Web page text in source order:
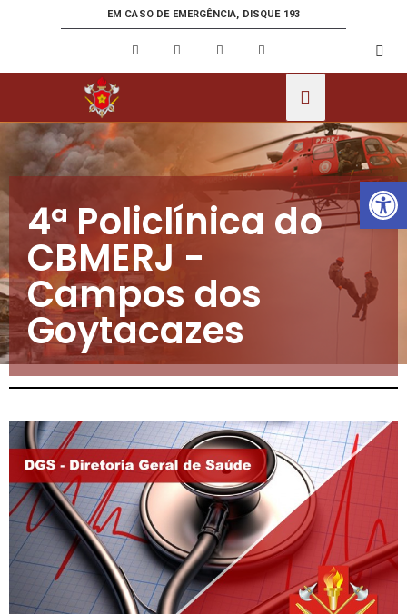
EM CASO DE EMERGÊNCIA, DISQUE 193
4ª Policlínica do
CBMERJ -
Campos dos
Goytacazes